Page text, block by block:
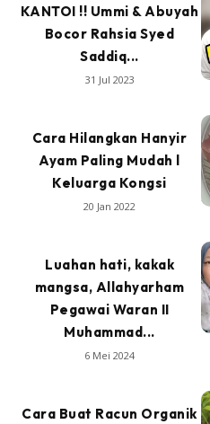
KANTOI !! Ummi & Abuyah
Bocor Rahsia Syed
Saddiq...
31 Jul 2023
Cara Hilangkan Hanyir
Ayam Paling Mudah l
Keluarga Kongsi
20 Jan 2022
Luahan hati, kakak
mangsa, Allahyarham
Pegawai Waran II
Muhammad...
6 Mei 2024
Cara Buat Racun Organik